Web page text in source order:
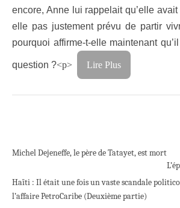
encore, Anne lui rappelait qu’elle
elle pas justement prévu de partir
pourquoi affirme-t-elle maintenant
question ?<p> Lire Plus
Michel Dejeneffe, le père de Tatayet, est mort
Haïti : Il était une fois un vaste scandale
l’affaire PetroCaribe (Deuxième partie)